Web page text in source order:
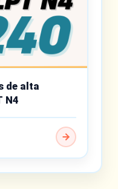
de alta
N4